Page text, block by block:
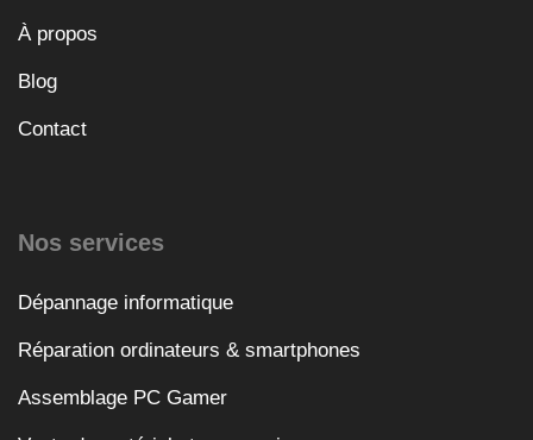
À propos
Blog
Contact
Nos services
Dépannage informatique
Réparation ordinateurs & smartphones
Assemblage PC Gamer